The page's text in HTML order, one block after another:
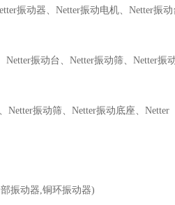
振动器、Netter振动电机、Netter振
振动台、Netter振动筛、Netter振
Netter振动筛、Netter振动底座、Netter
振动器,铜环振动器)